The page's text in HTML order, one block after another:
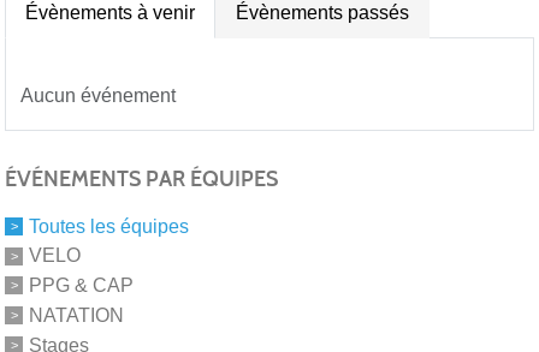
Évènements à venir Évènements passés
Aucun événement
ÉVÉNEMENTS PAR ÉQUIPES
Toutes les équipes
VELO
PPG & CAP
NATATION
Stages